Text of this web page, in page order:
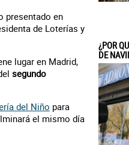
presentado en
de Loterías y
lugar en Madrid,
segundo
del Niño para
el mismo día
¿POR
DE